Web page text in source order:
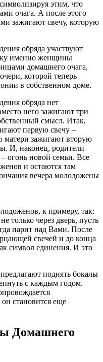
этим, что
очага. А после этого
зажигают свечу, которую
обряда участвуют
именно женщины
домашнего очага,
которой теперь
в собственном доме.
обряда нет
него зажигают три
смысл. Итак,
первую свечу –
матери зажигают вторую
И, наконец, родители
огонь новой семьи. Все
и остаются там
вечера молодожены
к примеру, так:
только через дверь, пусть
парит над Вами. После
свечей и до конца
символ единения. И это
поднять бокалы
с каждым годом.
становится еще
Домашнего